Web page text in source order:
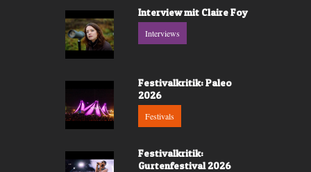
Interview mit Claire Foy
Interviews
Festivalkritik: Paleo
2026
Festivals
Festivalkritik:
Gurtenfestival 2026